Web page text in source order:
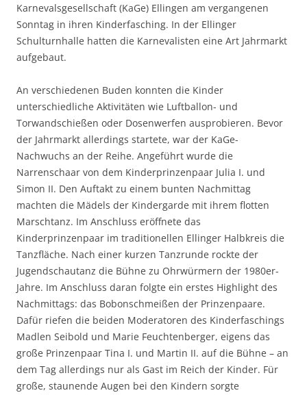
Karnevalsgesellschaft (KaGe) Ellingen am vergangenen
Sonntag in ihren Kinderfasching. In der Ellinger
Schulturnhalle hatten die Karnevalisten eine Art Jahrmarkt
aufgebaut.
An verschiedenen Buden konnten die Kinder
unterschiedliche Aktivitäten wie Luftballon- und
Torwandschießen oder Dosenwerfen ausprobieren. Bevor
der Jahrmarkt allerdings startete, war der KaGe-
Nachwuchs an der Reihe. Angeführt wurde die
Narrenschaar von dem Kinderprinzenpaar Julia I. und
Simon II. Den Auftakt zu einem bunten Nachmittag
machten die Mädels der Kindergarde mit ihrem flotten
Marschtanz. Im Anschluss eröffnete das
Kinderprinzenpaar im traditionellen Ellinger Halbkreis die
Tanzfläche. Nach einer kurzen Tanzrunde rockte der
Jugendschautanz die Bühne zu Ohrwürmern der 1980er-
Jahre. Im Anschluss daran folgte ein erstes Highlight des
Nachmittags: das Bobonschmeißen der Prinzenpaare.
Dafür riefen die beiden Moderatoren des Kinderfaschings
Madlen Seibold und Marie Feuchtenberger, eigens das
große Prinzenpaar Tina I. und Martin II. auf die Bühne – an
dem Tag allerdings nur als Gast im Reich der Kinder. Für
große, staunende Augen bei den Kindern sorgte